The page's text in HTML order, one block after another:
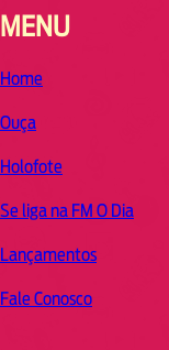
MENU
Home
Ouça
Holofote
Se liga na FM O Dia
Lançamentos
Fale Conosco